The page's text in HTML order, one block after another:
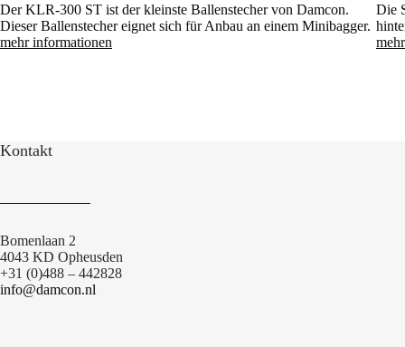
Der KLR-300 ST ist der kleinste Ballenstecher von Damcon.
Dieser Ballenstecher eignet sich für Anbau an einem Minibagger.
mehr informationen
Die
Kontakt
Bomenlaan 2
4043 KD Opheusden
+31 (0)488 – 442828
info@damcon.nl